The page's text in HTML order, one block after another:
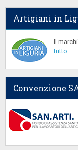
Artigiani in
Il
tutto...
Convenzione